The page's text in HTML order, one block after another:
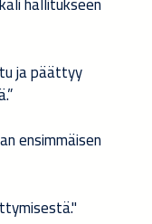
ja päättyy
ensimmäisen